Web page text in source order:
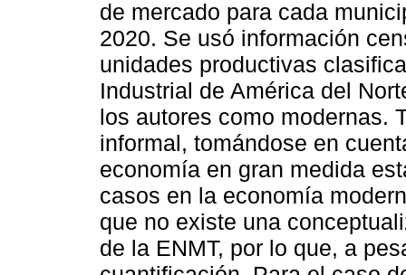
de mercado para cada
2020. Se usó información
unidades productivas
Industrial de América del
los autores como modernas.
informal, tomándose en
economía en gran medida
casos en la economía
que no existe una
de la ENMT, por lo que, a